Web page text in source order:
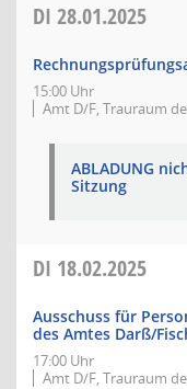
DI 28.01.2025
15:00 Uhr
Amt D/F, Trauraum
ABLADUNG
Sitzung
DI 18.02.2025
Ausschuss für
des Amtes Darß/
17:00 Uhr
Amt D/F, Trauraum